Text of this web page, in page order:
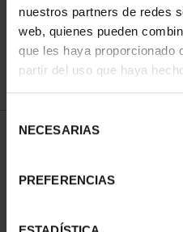
nuestros partners de redes
web, quienes pueden
que les haya proporcionado
partir del uso que haya
NECESARIAS
PREFERENCIAS
1 Productos encontrados